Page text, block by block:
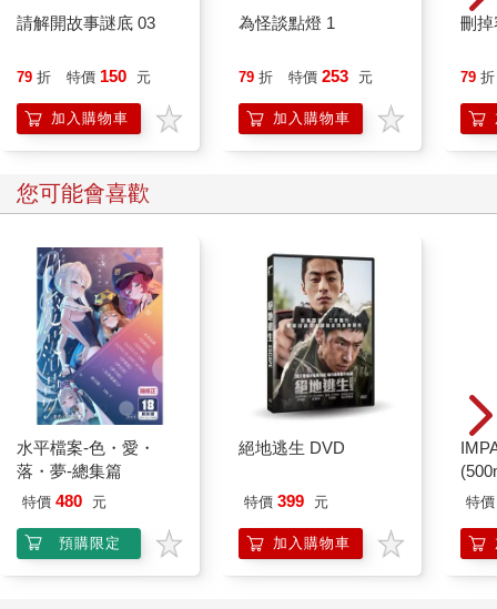
請解開故事謎底 03
79 折 特價 150 元
加入購物車
為怪談點燈 1
79 折 特價 253 元
加入購物車
刪
79 折
您可能會喜歡
水平檔案-色・愛・
落・夢-總集篇
特價 480 元
預購限定
絕地逃生 DVD
特價 399 元
加入購物車
特價